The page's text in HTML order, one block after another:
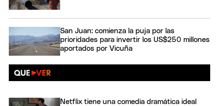
San Juan: comienza la puja por las
prioridades para invertir los US$250 millones
aportados por Vicuña
Netflix tiene una comedia dramática ideal